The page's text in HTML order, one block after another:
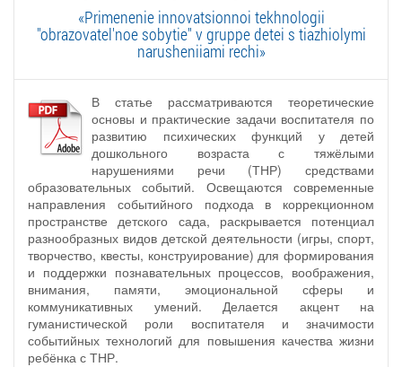
«Primenenie innovatsionnoi tekhnologii
"obrazovatel'noe sobytie" v gruppe detei s tiazhiolymi
narusheniiami rechi»
В статье рассматриваются теоретические
основы и практические задачи воспитателя по
развитию психических функций у детей
дошкольного возраста с тяжёлыми
нарушениями речи (ТНР) средствами
образовательных событий. Освещаются современные
направления событийного подхода в коррекционном
пространстве детского сада, раскрывается потенциал
разнообразных видов детской деятельности (игры, спорт,
творчество, квесты, конструирование) для формирования
и поддержки познавательных процессов, воображения,
внимания, памяти, эмоциональной сферы и
коммуникативных умений. Делается акцент на
гуманистической роли воспитателя и значимости
событийных технологий для повышения качества жизни
ребёнка с ТНР.